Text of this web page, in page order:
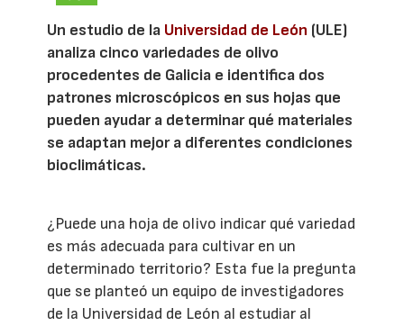
Un estudio de la Universidad de León (ULE)
analiza cinco variedades de olivo
procedentes de Galicia e identifica dos
patrones microscópicos en sus hojas que
pueden ayudar a determinar qué materiales
se adaptan mejor a diferentes condiciones
bioclimáticas.
¿Puede una hoja de olivo indicar qué variedad
es más adecuada para cultivar en un
determinado territorio? Esta fue la pregunta
que se planteó un equipo de investigadores
de la Universidad de León al estudiar al